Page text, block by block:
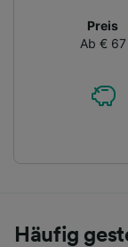
Preis
Ab € 67
Häufig